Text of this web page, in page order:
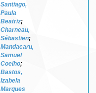
Santiago,
Paula
Beatriz;
Charneau,
Sébastien;
Mandacaru,
Samuel
Coelho;
Bastos,
Izabela
Marques